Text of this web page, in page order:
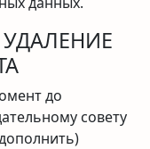
до
совету